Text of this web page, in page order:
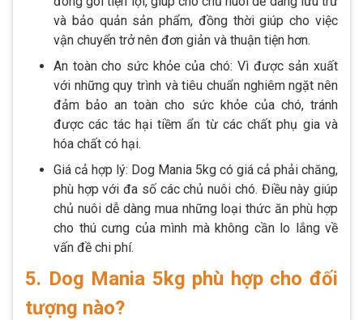
và bảo quản sản phẩm, đồng thời giúp cho việc
vận chuyển trở nên đơn giản và thuận tiện hơn.
An toàn cho sức khỏe của chó: Vì được sản xuất
với những quy trình và tiêu chuẩn nghiêm ngặt nên
đảm bảo an toàn cho sức khỏe của chó, tránh
được các tác hại tiềm ẩn từ các chất phụ gia và
hóa chất có hại.
Giá cả hợp lý: Dog Mania 5kg có giá cả phải chăng,
phù hợp với đa số các chủ nuôi chó. Điều này giúp
chủ nuôi dễ dàng mua những loại thức ăn phù hợp
cho thú cưng của mình mà không cần lo lắng về
vấn đề chi phí.
5. Dog Mania 5kg phù hợp cho đối
tượng nào?